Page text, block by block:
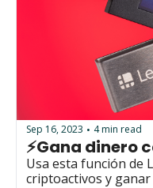
Sep 16, 2023 • 4 min read
⚡Gana dinero
Usa esta función de
criptoactivos y